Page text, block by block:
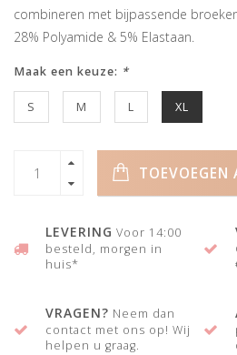
combineren met bijpassende
28% Polyamide & 5% Elastaan.
Maak een keuze: *
S M L XL
TOEVOEGEN
LEVERING Voor 14:00
besteld, morgen in
huis*
VRAGEN? Neem dan
contact met ons op! Wij
helpen u graag.